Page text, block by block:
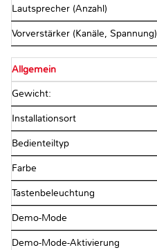
Lautsprecher (Anzahl)
Vorverstärker (Kanäle, Spannung)
Allgemein
Gewicht:
Installationsort
Bedienteiltyp
Farbe
Tastenbeleuchtung
Demo-Mode
Demo-Mode-Aktivierung